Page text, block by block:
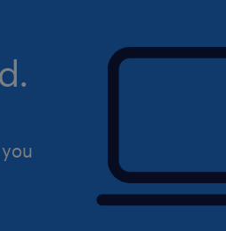
dell'inclusività. Ti
dati (GDPR).